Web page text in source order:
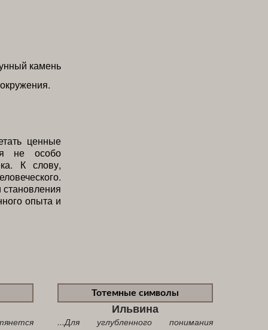
ценные
не особо
К слову,
опыта и
Тотемные символы
Ильвина
...Для углубленного понимания